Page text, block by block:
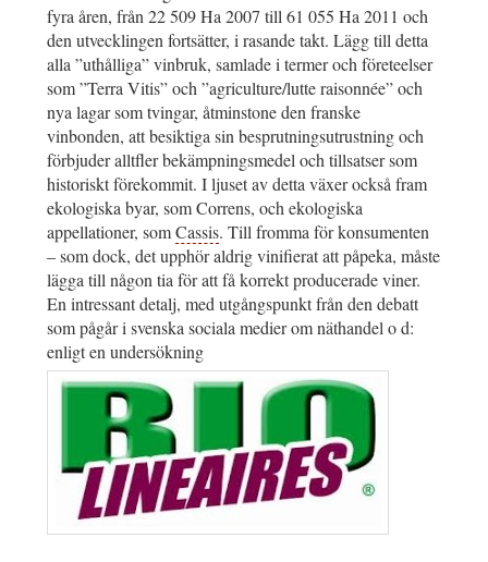
fyra åren, från 22 509 Ha 2007 till 61 055 Ha 2011 och
den utvecklingen fortsätter, i rasande takt. Lägg till detta
alla ”uthålliga” vinbruk, samlade i termer och företeelser
som ”Terra Vitis” och ”agriculture/lutte raisonnée” och
nya lagar som tvingar, åtminstone den franske
vinbonden, att besiktiga sin besprutningsutrustning och
förbjuder alltfler bekämpningsmedel och tillsatser som
historiskt förekommit. I ljuset av detta växer också fram
ekologiska byar, som Correns, och ekologiska
appellationer, somCassis. Till fromma för konsumenten
– som dock, det upphör aldrig vinifierat att påpeka, måste
lägga till någon tia för att få korrekt producerade viner.
En intressant detalj, med utgångspunkt från den debatt
som pågår i svenska sociala medier om näthandel o d:
enligt en undersökning